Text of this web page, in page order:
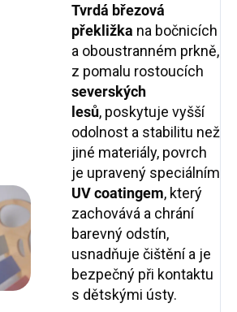
Tvrdá březová
překližka na bočnicích
a oboustranném prkně,
z pomalu rostoucích
severských
lesů, poskytuje vyšší
odolnost a stabilitu než
jiné materiály, povrch
je upravený speciálním
UV coatingem, který
zachovává a chrání
barevný odstín,
usnadňuje čištění a je
bezpečný při kontaktu
s dětskými ústy.